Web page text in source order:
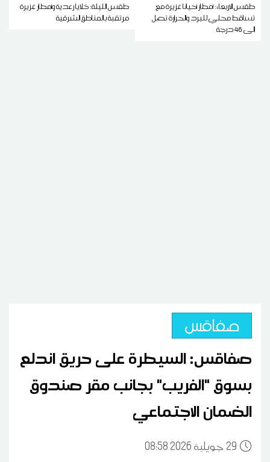
طقس الاربعاء: أمطار أحيانا غزيرة مع
تساقط محلي للبرد والحرارة تصل
إلى 46 درجة
طقس الليلة: خلايا رعدية وأمطار غزيرة
مرتقبة بالمناطق الشرقية
صفاقس
صفاقس: السيطرة على حريق اندلع
بسوق "الفريب" بجانب مقر صندوق
الضمان الاجتماعي
29 08:58 2026 جويلية